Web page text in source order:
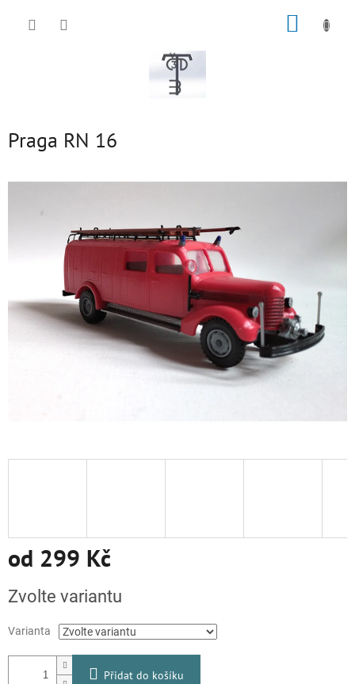
Praga RN 16
od 299 Kč
cena:
Zvolte variantu
Varianta
Přidat do košíku